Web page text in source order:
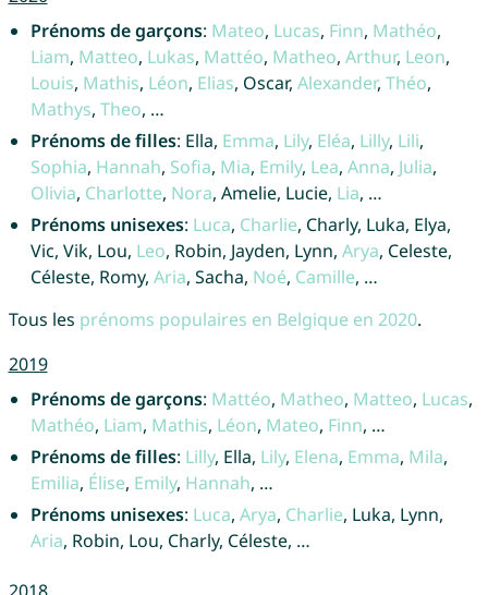
Prénoms de garçons: Mateo, Lucas, Finn, Mathéo,
Liam, Matteo, Lukas, Mattéo, Matheo, Arthur, Leon,
Louis, Mathis, Léon, Elias, Oscar, Alexander, Théo,
Mathys, Theo, …
Prénoms de filles: Ella, Emma, Lily, Eléa, Lilly, Lili,
Sophia, Hannah, Sofia, Mia, Emily, Lea, Anna, Julia,
Olivia, Charlotte, Nora, Amelie, Lucie, Lia, …
Prénoms unisexes: Luca, Charlie, Charly, Luka, Elya,
Vic, Vik, Lou, Leo, Robin, Jayden, Lynn, Arya, Celeste,
Céleste, Romy, Aria, Sacha, Noé, Camille, …
Tous les prénoms populaires en Belgique en 2020.
2019
Prénoms de garçons: Mattéo, Matheo, Matteo, Lucas,
Mathéo, Liam, Mathis, Léon, Mateo, Finn, …
Prénoms de filles: Lilly, Ella, Lily, Elena, Emma, Mila,
Emilia, Élise, Emily, Hannah, …
Prénoms unisexes: Luca, Arya, Charlie, Luka, Lynn,
Aria, Robin, Lou, Charly, Céleste, …